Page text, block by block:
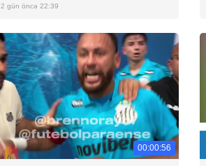
2 gün öncə 22:39
00:00:56